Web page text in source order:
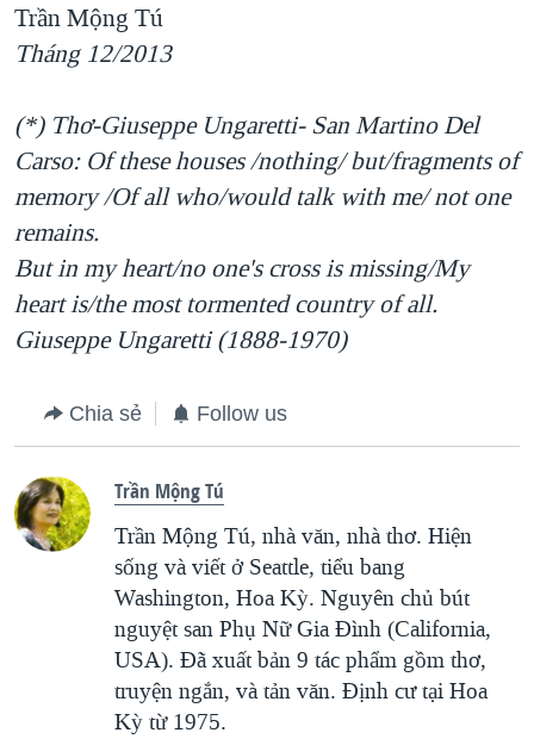
Trần Mộng Tú
Tháng 12/2013
(*) Thơ-Giuseppe Ungaretti- San Martino Del
Carso: Of these houses /nothing/ but/fragments of
memory /Of all who/would talk with me/ not one
remains.
But in my heart/no one's cross is missing/My
heart is/the most tormented country of all.
Giuseppe Ungaretti (1888-1970)
Chia sẻ Follow us
Trần Mộng Tú
Trần Mộng Tú, nhà văn, nhà thơ. Hiện
sống và viết ở Seattle, tiểu bang
Washington, Hoa Kỳ. Nguyên chủ bút
nguyệt san Phụ Nữ Gia Đình (California,
USA). Đã xuất bản 9 tác phẩm gồm thơ,
truyện ngắn, và tản văn. Định cư tại Hoa
Kỳ từ 1975.